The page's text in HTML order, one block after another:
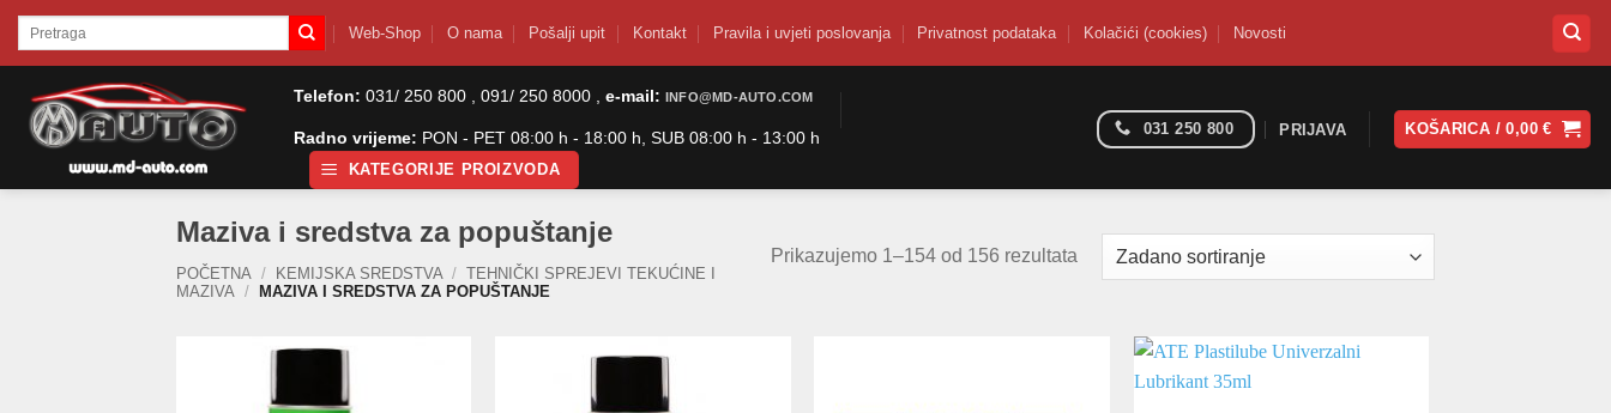
SkipPretraži: Web-Shop O nama Pošalji upit Kontakt Pravila i uvjeti poslovanja Privatnost podataka Kolačići (cookies) Novosti
Telefon: 031/ 250 800 , 091/ 250 8000 , e-mail: INFO@MD-AUTO.COM
Radno vrijeme: PON - PET 08:00 h - 18:00 h, SUB 08:00 h - 13:00 h
KATEGORIJE PROIZVODA
031 250 800 PRIJAVA KOŠARICA /0,00€
Maziva i sredstva za popuštanje
POČETNA / KEMIJSKA SREDSTVA / TEHNIČKI SPREJEVI TEKUĆINE I
MAZIVA / MAZIVA I SREDSTVA ZA POPUŠTANJE
Prikazujemo 1–154 od 156 rezultata